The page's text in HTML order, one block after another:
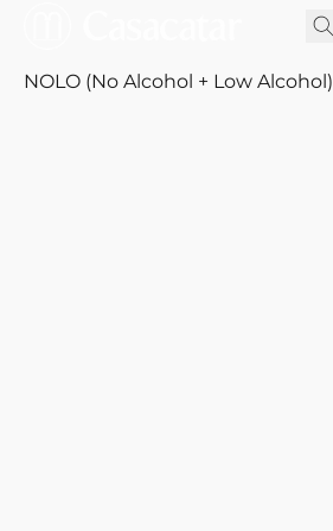
NOLO (No Alcohol + Low Alcohol)